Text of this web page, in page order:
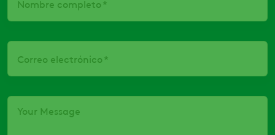
Nombre completo
Correo electrónico
Your Message